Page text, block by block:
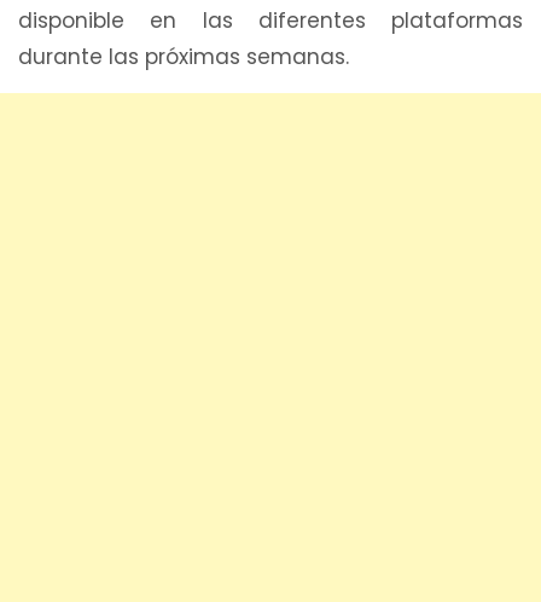
disponible en las diferentes plataformas
durante las próximas semanas.